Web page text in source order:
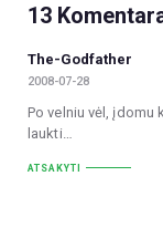
13
The-Godfather
2008-07-28
Po velniu vėl, įdomu
laukti…
ATSAKYTI